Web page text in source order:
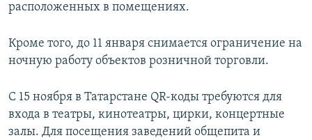
расположенных в помещениях.
Кроме того, до 11 января снимается ограничение на
ночную работу объектов розничной торговли.
С 15 ноября в Татарстане QR-коды требуются для
входа в театры, кинотеатры, цирки, концертные
залы. Для посещения заведений общепита и